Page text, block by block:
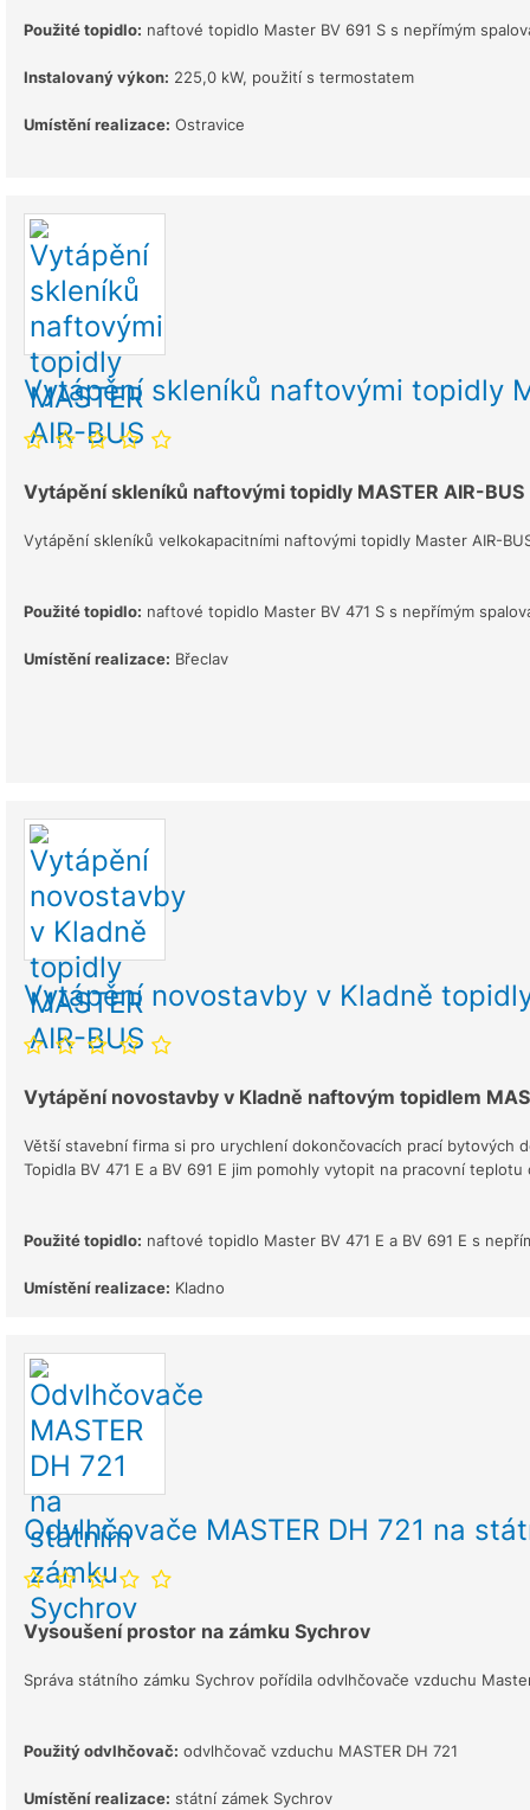
Použité topidlo: naftové topidlo Master BV 691 S s nepřímým
Instalovaný výkon: 225,0 kW, použití s termostatem
Umístění realizace: Ostravice
Vytápění skleníků naftovými topidly
Vytápění skleníků naftovými topidly MASTER AIR-BUS
Vytápění skleníků velkokapacitními naftovými topidly Master AIR-
Použité topidlo: naftové topidlo Master BV 471 S s nepřímým
Umístění realizace: Břeclav
Vytápění novostavby v Kladně topidly
Vytápění novostavby v Kladně naftovým topidlem
Větší stavební firma si pro urychlení dokončovacích prací bytových
Topidla BV 471 E a BV 691 E jim pomohly vytopit na pracovní
Použité topidlo: naftové topidlo Master BV 471 E a BV 691 E s
Umístění realizace: Kladno
Odvlhčovače MASTER DH 721 na
Vysoušení prostor na zámku Sychrov
Správa státního zámku Sychrov pořídila odvlhčovače vzduchu
Použitý odvlhčovač: odvlhčovač vzduchu MASTER DH 721
Umístění realizace: státní zámek Sychrov